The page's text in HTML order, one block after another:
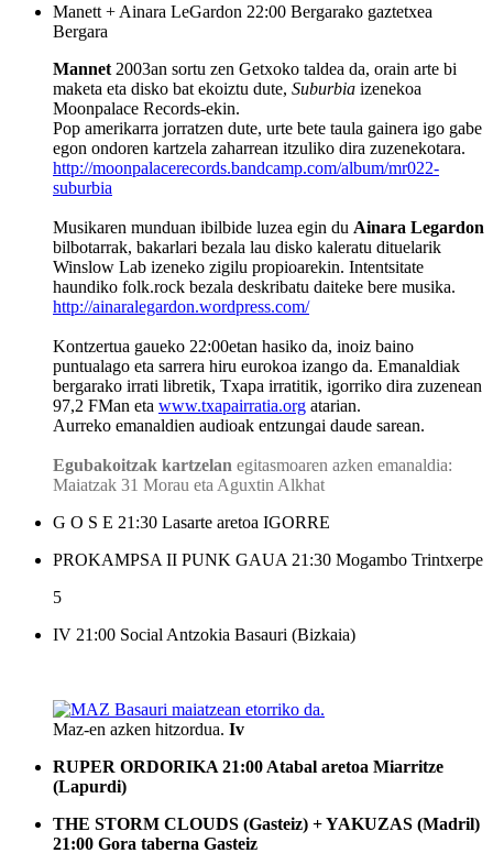
Manett + Ainara LeGardon 22:00 Bergarako gaztetxea
Bergara
Mannet 2003an sortu zen Getxoko taldea da, orain arte bi
maketa eta disko bat ekoiztu dute, Suburbia izenekoa
Moonpalace Records-ekin.
Pop amerikarra jorratzen dute, urte bete taula gainera igo gabe
egon ondoren kartzela zaharrean itzuliko dira zuzenekotara.
http://moonpalacerecords.bandcamp.com/album/mr022-
suburbia
Musikaren munduan ibilbide luzea egin du Ainara Legardon
bilbotarrak, bakarlari bezala lau disko kaleratu dituelarik
Winslow Lab izeneko zigilu propioarekin. Intentsitate
haundiko folk.rock bezala deskribatu daiteke bere musika.
http://ainaralegardon.wordpress.com/
Kontzertua gaueko 22:00etan hasiko da, inoiz baino
puntualago eta sarrera hiru eurokoa izango da. Emanaldiak
bergarako irrati libretik, Txapa irratitik, igorriko dira zuzenean
97,2 FMan eta www.txapairratia.org atarian.
Aurreko emanaldien audioak entzungai daude sarean.
Egubakoitzak kartzelan egitasmoaren azken emanaldia:
Maiatzak 31 Morau eta Aguxtin Alkhat
G O S E 21:30 Lasarte aretoa IGORRE
PROKAMPSA II PUNK GAUA 21:30 Mogambo Trintxerpe
5
IV 21:00 Social Antzokia Basauri (Bizkaia)
Maz-en azken hitzordua. Iv
RUPER ORDORIKA 21:00 Atabal aretoa Miarritze
(Lapurdi)
THE STORM CLOUDS (Gasteiz) + YAKUZAS (Madril)
21:00 Gora taberna Gasteiz